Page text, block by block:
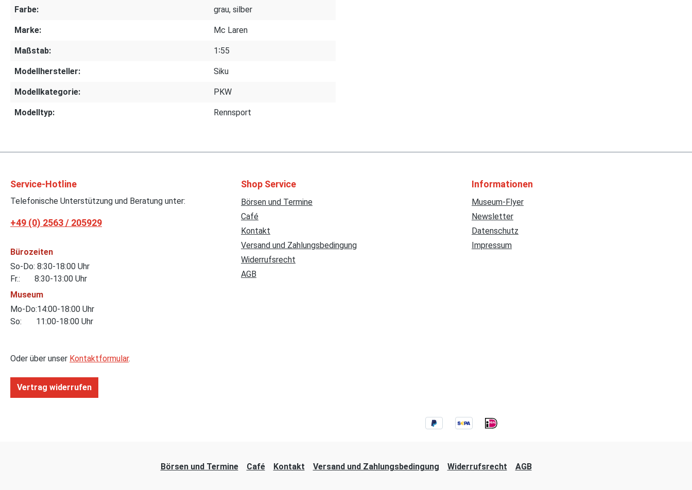
Farbe: grau, silber
Marke: Mc Laren
Maßstab: 1∶55
Modellhersteller: Siku
Modellkategorie: PKW
Modelltyp: Rennsport
Service-Hotline
Telefonische Unterstützung und Beratung unter:
+49 (0) 2563 / 205929
Bürozeiten
So-Do: 8:30-18:00 Uhr
Fr.: 8:30-13:00 Uhr
Museum
Mo-Do:14:00-18:00 Uhr
So: 11:00-18:00 Uhr
Oder über unser Kontaktformular.
Vertrag widerrufen
Shop Service
Börsen und Termine
Café
Kontakt
Versand und Zahlungsbedingung
Widerrufsrecht
AGB
Informationen
Museum-Flyer
Newsletter
Datenschutz
Impressum
Börsen und Termine Café Kontakt Versand und Zahlungsbedingung Widerrufsrecht AGB